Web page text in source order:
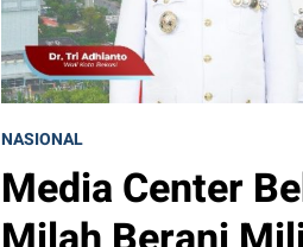
NASIONAL
Media Center